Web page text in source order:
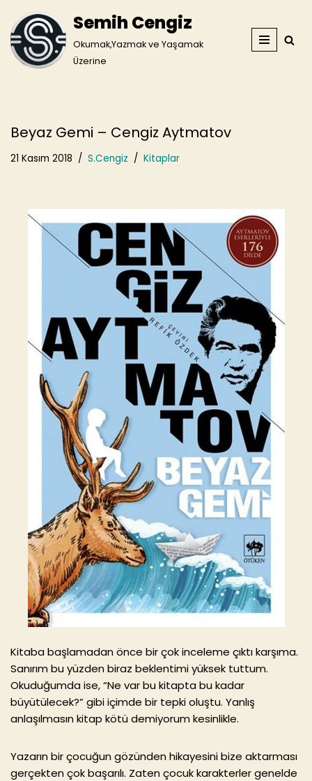
İçeriğe
geç
Semih Cengiz
Okumak,Yazmak ve Yaşamak
Üzerine
Beyaz Gemi – Cengiz Aytmatov
21 Kasım 2018 S.Cengiz Kitaplar
Kitaba başlamadan önce bir çok inceleme çıktı karşıma.
Sanırım bu yüzden biraz beklentimi yüksek tuttum.
Okuduğumda ise, “Ne var bu kitapta bu kadar
büyütülecek?” gibi içimde bir tepki oluştu. Yanlış
anlaşılmasın kitap kötü demiyorum kesinlikle.
Yazarın bir çocuğun gözünden hikayesini bize aktarması
gerçekten çok başarılı. Zaten çocuk karakterler genelde